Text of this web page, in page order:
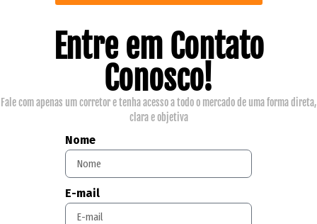
Entre em Contato
Conosco!
Fale com apenas um corretor e tenha acesso a todo o mercado de uma forma direta,
clara e objetiva
Nome
E-mail